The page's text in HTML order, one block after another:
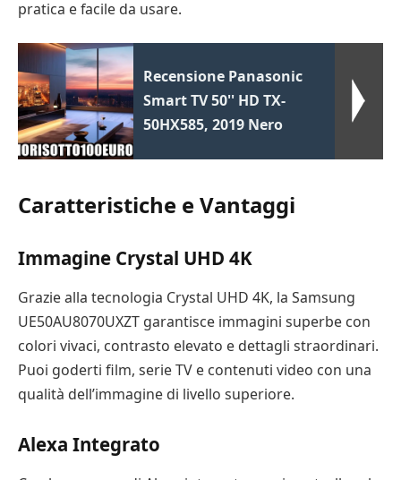
pratica e facile da usare.
Recensione Panasonic
Smart TV 50'' HD TX-
50HX585, 2019 Nero
Caratteristiche e Vantaggi
Immagine Crystal UHD 4K
Grazie alla tecnologia Crystal UHD 4K, la Samsung
UE50AU8070UXZT garantisce immagini superbe con
colori vivaci, contrasto elevato e dettagli straordinari.
Puoi goderti film, serie TV e contenuti video con una
qualità dell’immagine di livello superiore.
Alexa Integrato